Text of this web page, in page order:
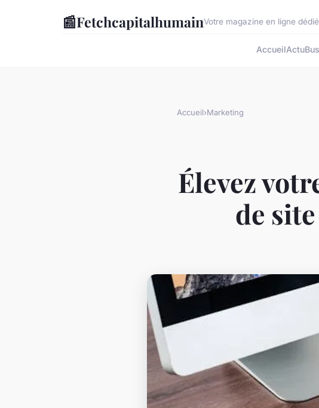
📰FetchcapitalhumainVotre magazine en ligne
AccueilActu
Accueil›Marketing
Élevez
de